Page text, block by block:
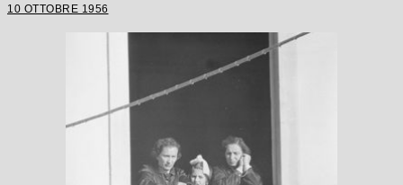
10 OTTOBRE 1956